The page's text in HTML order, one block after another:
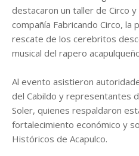
destacaron un taller de Circo
compañía Fabricando Circo, la
rescate de los cerebritos
musical del rapero
Al evento asistieron
del Cabildo y representantes
Soler, quienes respaldaron
fortalecimiento económico y
Históricos de Acapulco.